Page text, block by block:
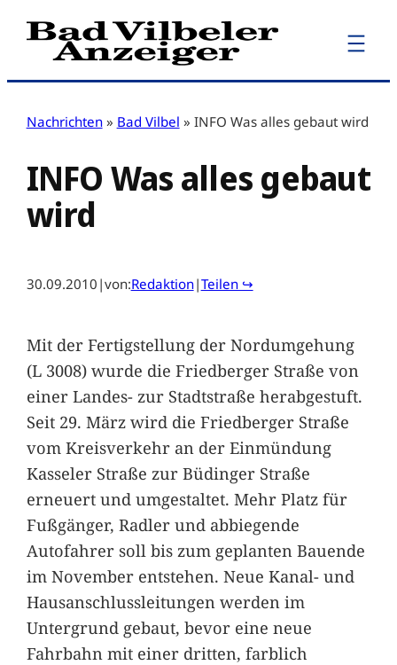
Zum
Inhalt
Nachrichten » Bad Vilbel » INFO Was alles gebaut wird
INFO Was alles gebaut
wird
30.09.2010 |von:Redaktion|Teilen ↪
Mit der Fertigstellung der Nordumgehung
(L 3008) wurde die Friedberger Straße von
einer Landes- zur Stadtstraße herabgestuft.
Seit 29. März wird die Friedberger Straße
vom Kreisverkehr an der Einmündung
Kasseler Straße zur Büdinger Straße
erneuert und umgestaltet. Mehr Platz für
Fußgänger, Radler und abbiegende
Autofahrer soll bis zum geplanten Bauende
im November entstehen. Neue Kanal- und
Hausanschlussleitungen werden im
Untergrund gebaut, bevor eine neue
Fahrbahn mit einer dritten, farblich